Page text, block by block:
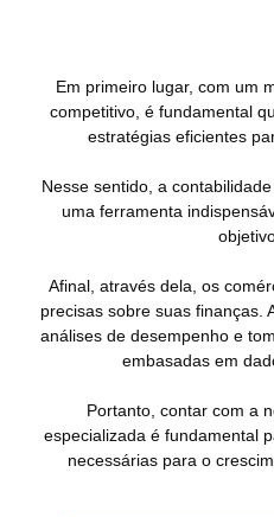
Em primeiro lugar, com um
competitivo, é fundamental
estratégias eficientes
Nesse sentido, a
uma ferramenta
Afinal, através dela, os
precisas sobre suas finanças.
análises de desempenho e
embasadas em
Portanto, contar com a
especializada é fundamental
necessárias para o